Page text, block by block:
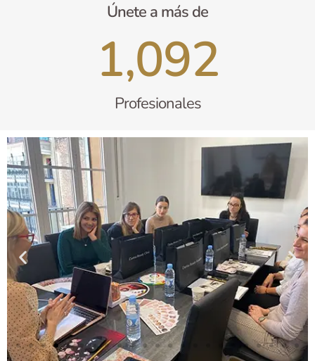
Únete a más de
Profesionales
1,092